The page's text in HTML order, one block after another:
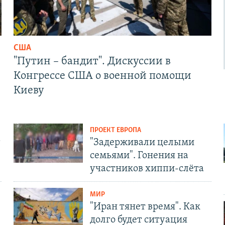
США
"Путин – бандит". Дискуссии в
Конгрессе США о военной помощи
Киеву
ПРОЕКТ ЕВРОПА
"Задерживали целыми
семьями". Гонения на
участников хиппи-слёта
МИР
"Иран тянет время". Как
долго будет ситуация